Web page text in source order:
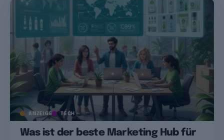
ANZEIGE TECH
Was ist der beste Marketing Hub für